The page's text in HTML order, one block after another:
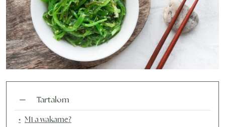
Tartalom
Mi a wakame?